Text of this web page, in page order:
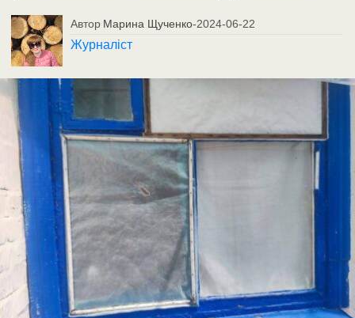
Автор Марина Щученко-2024-06-22
Журналіст